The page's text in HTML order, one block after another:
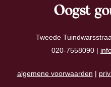
Oogst
Tweede
020-7558090 |
algemene voorwaarden |